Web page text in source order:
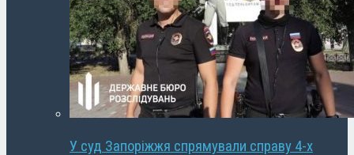
У суд Запоріжжя спрямували справу 4-х